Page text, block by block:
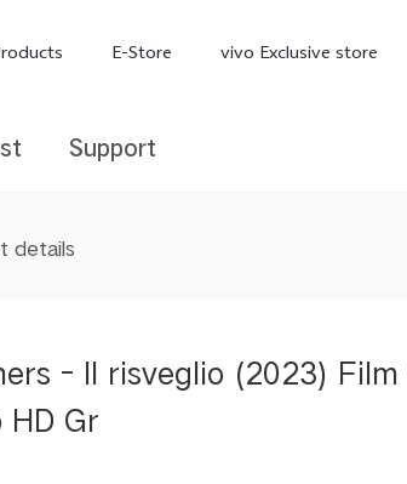
E-Store vivo Exclusive store
FE
Support
details
- Il risveglio (2023) Film
HD Gr